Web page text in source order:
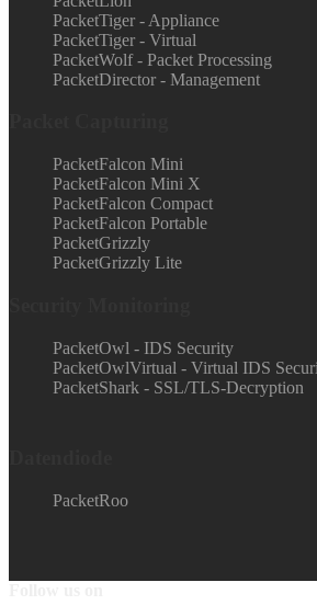
PacketTiger - Appliance
PacketTiger - Virtual
PacketWolf - Packet Processing
PacketDirector - Management
PacketFalcon Mini
PacketFalcon Mini X
PacketFalcon Compact
PacketFalcon Portable
PacketGrizzly
PacketGrizzly Lite
PacketOwl - IDS Security
PacketOwlVirtual - Virtual IDS
PacketShark - SSL/TLS-Decryption
PacketRoo